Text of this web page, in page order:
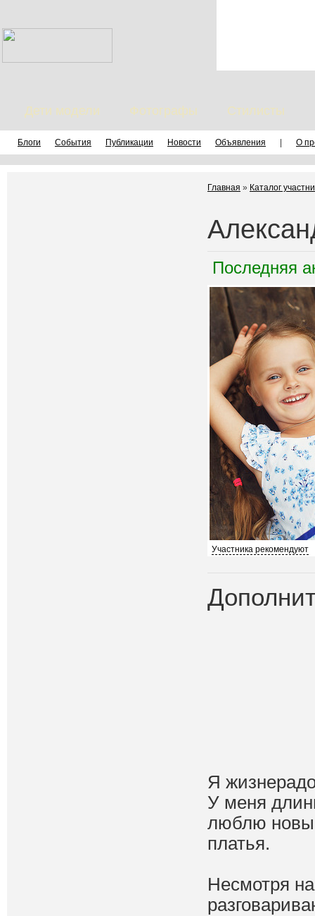
Дети модели Фотографы Стилисты
Блоги События Публикации Новости Объявления О
Главная » Каталог
Последняя
Участника рекомендуют
Я
У меня
люблю
платья.
Несмотря